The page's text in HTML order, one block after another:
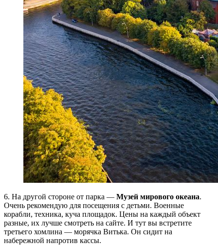
6. На другой стороне от парка — Музей мирового океана.
Очень рекомендую для посещения с детьми. Военные
корабли, техника, куча площадок. Цены на каждый объект
разные, их лучше смотреть на сайте. И тут вы встретите
третьего хомлина — морячка Витька. Он сидит на
набережной напротив кассы.